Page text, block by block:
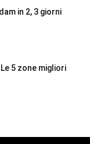
in 2, 3 giorni
5 zone migliori